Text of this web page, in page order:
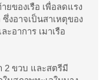
ยของเรือ เพื่อลดแรง
งอาจเป็นสาเหตุของ
อาการ เมาเรือ
2 ขวบ และสตรีมี